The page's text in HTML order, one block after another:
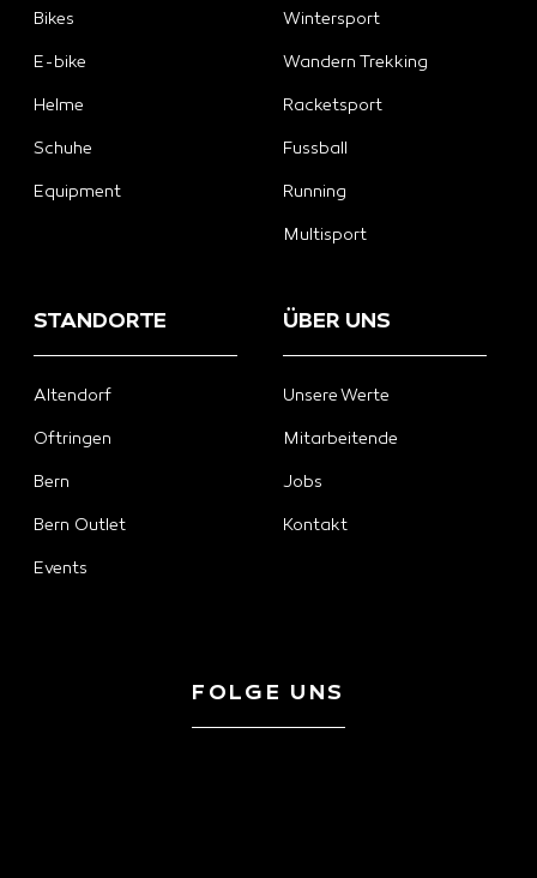
Bikes
E-bike
Helme
Schuhe
Equipment
Wintersport
Wandern Trekking
Racketsport
Fussball
Running
Multisport
STANDORTE
Altendorf
Oftringen
Bern
Bern Outlet
Events
ÜBER UNS
Unsere Werte
Mitarbeitende
Jobs
Kontakt
FOLGE UNS